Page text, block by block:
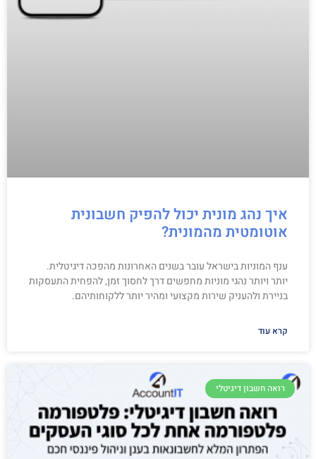
איך נהג מונית יכול להפיק חשבונית
אוטומטית מהמונית?
ענף המוניות בישראל עובר בשנים האחרונות מהפכה דיגיטלית.
יותר ויותר נהגי מוניות מחפשים דרך לחסוך זמן, להפחית התעסקות
בניירת ולהעניק שירות מקצועי ומהיר יותר ללקוחותיהם.
קרא עוד
רואה חשבון דיגיטלי